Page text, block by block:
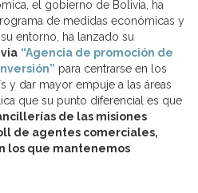
el gobierno de Bolivia, ha
de medidas económicas y
entorno, ha lanzado su
“Agencia de promoción de
para centrarse en los
y dar mayor empuje a las áreas
que su punto diferencial es que
de las misiones
de agentes comerciales,
los que mantenemos